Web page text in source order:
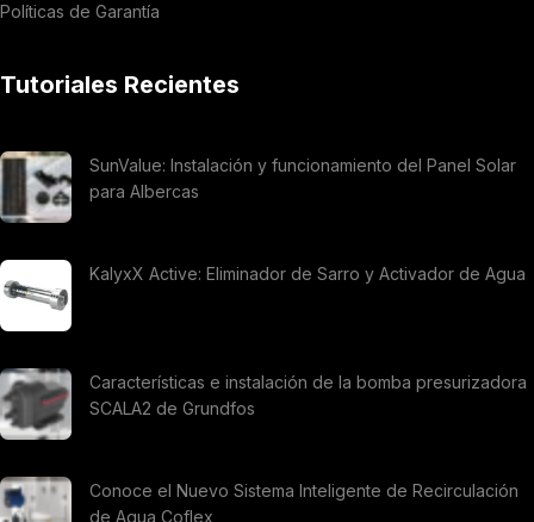
Políticas de Garantía
Tutoriales Recientes
SunValue: Instalación y funcionamiento del Panel Solar
para Albercas
KalyxX Active: Eliminador de Sarro y Activador de Agua
Características e instalación de la bomba presurizadora
SCALA2 de Grundfos
Conoce el Nuevo Sistema Inteligente de Recirculación
de Agua Coflex